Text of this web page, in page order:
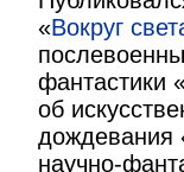
«Вокруг
фантастики
об
дождевания
научно-